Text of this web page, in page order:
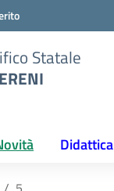
Statale
Didattica